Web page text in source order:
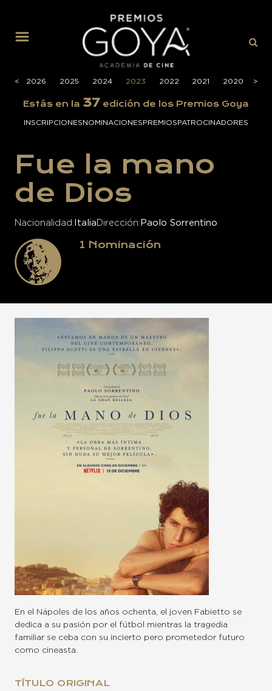
<
< 2026 2025 2024 2023 2022 2021 2020 >
>
Estás en la 37 edición de los Premios Goya
INSCRIPCIONESNOMINACIONESPREMIOSPATROCINADORES
Fue la mano
de Dios
Nacionalidad Italia Dirección Paolo Sorrentino
1 Nominación
En el Nápoles de los años ochenta, el joven Fabietto se
dedica a su pasión por el fútbol mientras la tragedia
familiar se ceba con su incierto pero prometedor futuro
como cineasta.
TÍTULO ORIGINAL